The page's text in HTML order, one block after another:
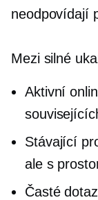
neodpovídají
Mezi silné
Aktivní
Stávající
ale s
Časté